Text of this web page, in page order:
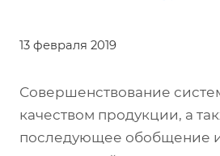
13 февраля 2019
Совершенствование
качеством продукции, а
последующее обобщение